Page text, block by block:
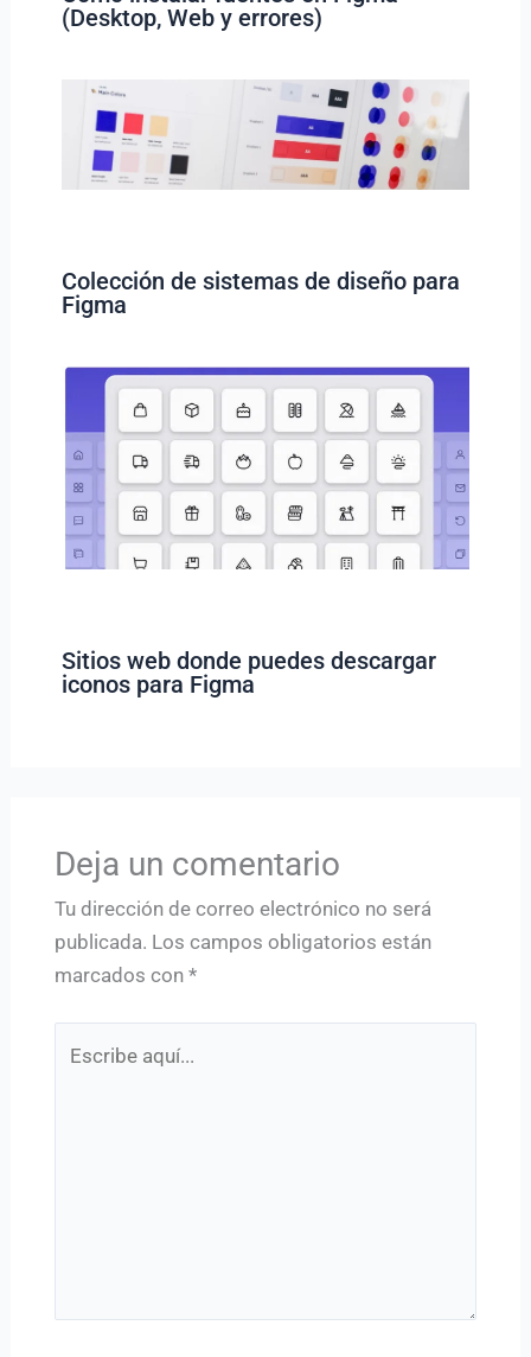
(Desktop, Web y errores)
Colección de sistemas de diseño para
Figma
Sitios web donde puedes descargar
iconos para Figma
Deja un comentario
Tu dirección de correo electrónico no será
publicada. Los campos obligatorios están
marcados con *
aquí...